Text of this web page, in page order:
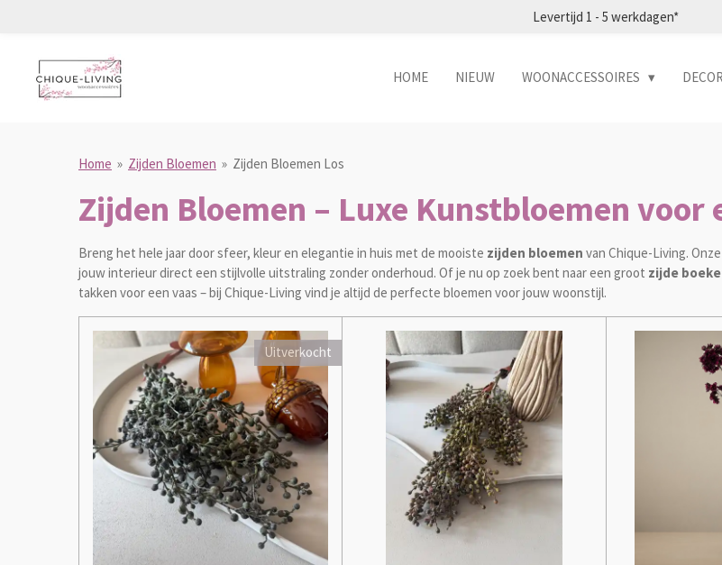
hoofdinhoud
Levertijd 1 - 5 werkdagen*
HOME NIEUW WOONACCESSOIRES
Home » Zijden Bloemen » Zijden Bloemen Los
Zijden Bloemen – Luxe Kunstbloemen
Breng het hele jaar door sfeer, kleur en elegantie in huis met de mooiste zijden bloemen van Chique-Living.
jouw interieur direct een stijlvolle uitstraling zonder onderhoud. Of je nu op zoek bent naar een groot zijde
takken voor een vaas – bij Chique-Living vind je altijd de perfecte bloemen voor jouw woonstijl.
Uitverkocht